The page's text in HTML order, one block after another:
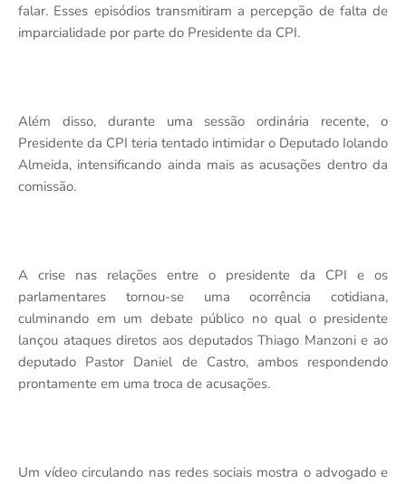
falar. Esses episódios transmitiram a percepção de falta de
imparcialidade por parte do Presidente da CPI.
Além disso, durante uma sessão ordinária recente, o
Presidente da CPI teria tentado intimidar o Deputado Iolando
Almeida, intensificando ainda mais as acusações dentro da
comissão.
A crise nas relações entre o presidente da CPI e os
parlamentares tornou-se uma ocorrência cotidiana,
culminando em um debate público no qual o presidente
lançou ataques diretos aos deputados Thiago Manzoni e ao
deputado Pastor Daniel de Castro, ambos respondendo
prontamente em uma troca de acusações.
Um vídeo circulando nas redes sociais mostra o advogado e